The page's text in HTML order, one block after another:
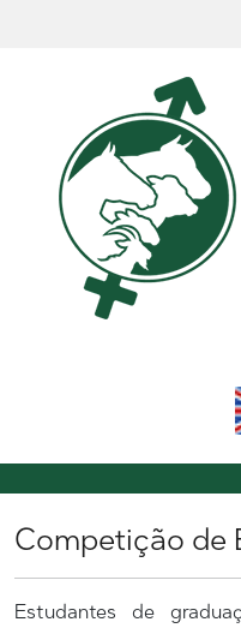
Competição de
Estudantes de